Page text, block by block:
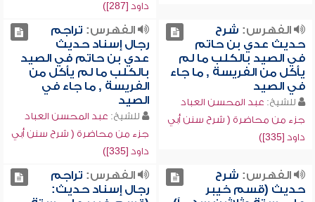
داود [287])
الفهرس: شرح
حديث عدي بن حاتم
في الصيد بالكلب ما لم
يأكل من الفريسة , ما جاء
في الصيد
للشيخ: عبد المحسن العباد
جزء من محاضرة ( شرح سنن أبي
داود [335])
الفهرس: تراجم
رجال إسناد حديث
عدي بن حاتم في الصيد
بالكلب ما لم يأكل من
الفريسة , ما جاء في
الصيد
للشيخ: عبد المحسن العباد
جزء من محاضرة ( شرح سنن أبي
داود [335])
الفهرس: شرح
حديث (قسم خيبر
الفهرس: تراجم
رجال إسناد حديث: